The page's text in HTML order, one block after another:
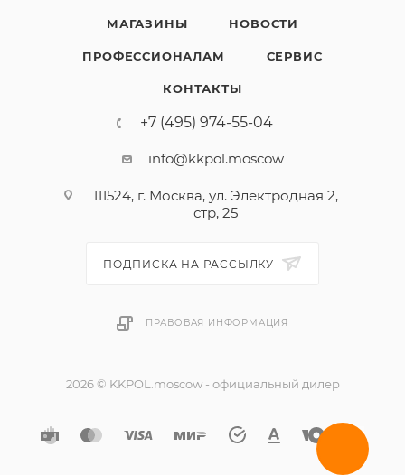
МАГАЗИНЫ НОВОСТИ
ПРОФЕССИОНАЛАМ СЕРВИС
КОНТАКТЫ
+7 (495) 974-55-04
info@kkpol.moscow
111524, г. Москва, ул. Электродная 2,
стр, 25
ПОДПИСКА НА РАССЫЛКУ
ПРАВОВАЯ ИНФОРМАЦИЯ
2026 © KKPOL.moscow - официальный дилер